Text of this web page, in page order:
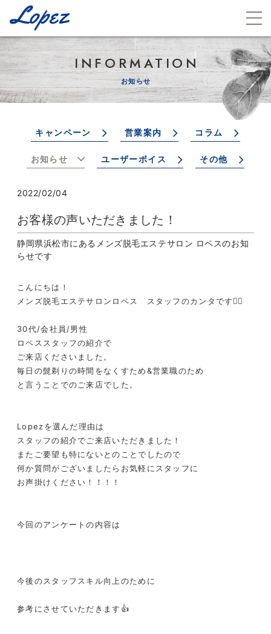
INFORMATION
お知らせ
キャンペーン 営業案内 コラム
お知らせ ユーザーボイス その他
2022/02/04
お客様の声いただきました！
静岡県浜松市にあるメンズ脱毛エステサロン ロペスのお知
らせです
こんにちは！
メンズ脱毛エステサロンロペス スタッフのカンタです❤️‍🔥
30代/会社員/男性
ロペススタッフの紹介で
ご来店くださいました。
毎日の髭剃りの時間をなくすため&営業職のため
と言うことでのご来店でした。
Lopezを選んだ理由は
スタッフの紹介でご来店いただきました！
またご要望も特にないとのことでしたので
何か質問がございましたらお気軽にスタッフに
お声掛けください！！！！
今回のアンケートの内容は
今後のスタッフスキル向上のために
参考にさせていただきます 👍